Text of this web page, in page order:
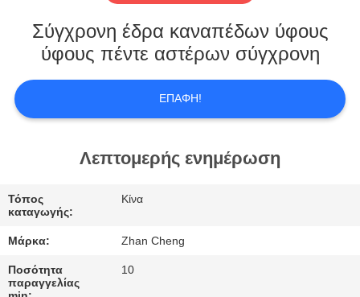
ΣΧΕΤΙΚΆ
ΕΜΆΣ
ΕΠΙΣΚΕΨΉ
ΕΡΓΟΣΤΑΣΊΟΥ
ΈΛΕΓΧΟΣ
ΠΟΙΌΤΗΤΑΣ
ΖΗΤΉΣΤΕ
Σύγχρονη έδρα καναπέδων ύφους
ύφους πέντε αστέρων σύγχρονη
ΕΠΑΦΉ!
Λεπτομερής ενημέρωση
Τόπος
καταγωγής:
Κίνα
Μάρκα: Zhan Cheng
Ποσότητα
παραγγελίας
10